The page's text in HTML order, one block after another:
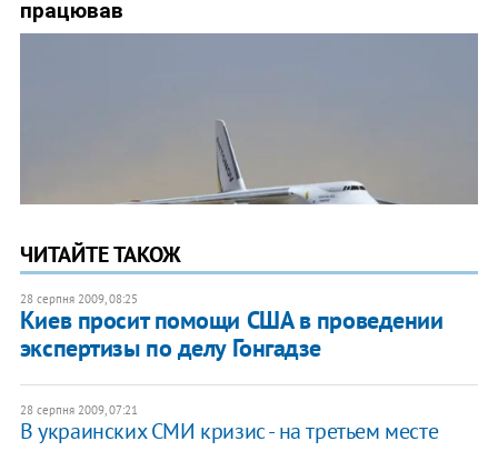
ЧИТАЙТЕ ТАКОЖ
28 серпня 2009, 08:25
Киев просит помощи США в проведении
экспертизы по делу Гонгадзе
28 серпня 2009, 07:21
В украинских СМИ кризис - на третьем месте